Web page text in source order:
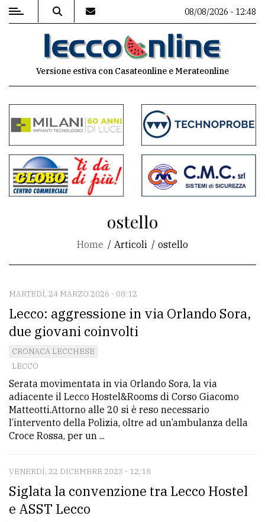
MENU
commenti
Contenuti
del
sito
CONTATTI
La
redazione
Scrivici
Per
tua
pubblicità
Cerca
per
comune
08/08/2026 - 12:48
Versione estiva con Casateonline e Merateonline
ostello
Home Articoli ostello
MARTEDÌ, 24 MARZO 2026 - 08:12
Lecco: aggressione in via Orlando Sora,
due giovani coinvolti
CRONACA LECCHESE
LECCO
Serata movimentata in via Orlando Sora, la via
adiacente il Lecco Hostel&Rooms di Corso Giacomo
Matteotti.Attorno alle 20 si è reso necessario
l’intervento della Polizia, oltre ad un’ambulanza della
Croce Rossa, per un ...
VENERDÌ, 22 DICEMBRE 2023 - 12:18
Siglata la convenzione tra Lecco Hostel
e ASST Lecco